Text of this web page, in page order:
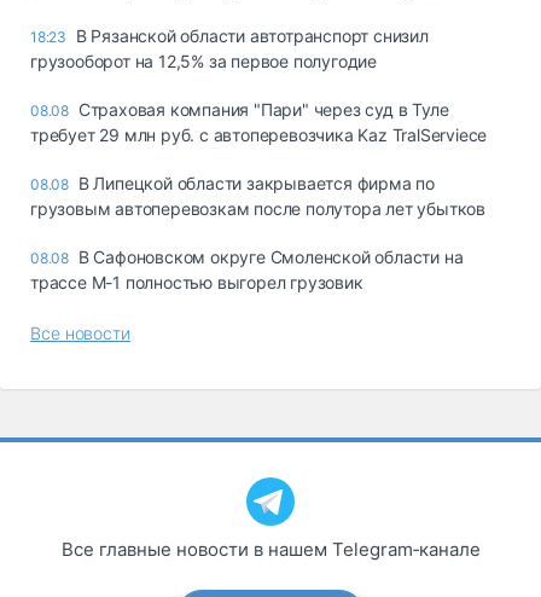
18:23
В Рязанской области автотранспорт снизил
грузооборот на 12,5% за первое полугодие
08.08 Страховая компания "Пари" через суд в Туле
требует 29 млн руб. с автоперевозчика Kaz TralServiece
08.08 В Липецкой области закрывается фирма по
грузовым автоперевозкам после полутора лет убытков
08.08 В Сафоновском округе Смоленской области на
трассе М-1 полностью выгорел грузовик
Все новости
Все главные новости в нашем Telegram‑канале